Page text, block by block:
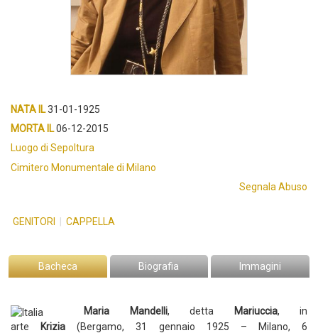
NATA IL31-01-1925
MORTA IL06-12-2015
Luogo di Sepoltura
Cimitero Monumentale di Milano
Segnala Abuso
GENITORI CAPPELLA
Bacheca Biografia Immagini
Maria Mandelli, detta Mariuccia, in
arte
Krizia (Bergamo, 31 gennaio 1925 – Milano, 6